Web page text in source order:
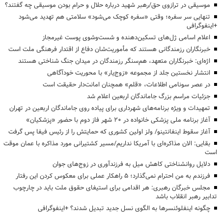
موسیقی در ترازوی حق/رهبر شهید درباره حلال و حرام بودن موسیقی چه گفتند؟
تنهایی سر سفره؛ وقتی «سفره کوچک می‌شود» سلامتی هم تهدید می‌شود
+اینفوگرافی
اعلام اسامی ژل‌های تسکین‌دهنده و شست‌وشوی پوست غیرمجاز
خبرنگاران رزمندگانی هستند که مأموریت‌شان دفاع از اقتدار فرهنگی ملت است
اژه‌ای: خبرنگاران متعهد، هم‌سنگر رزمندگان در میدان جنگ شناختی هستند
انتشار نخستین جلد از مجموعه «زوج‌یار» با محوریت خودآگاهی
در عصر سونامی اطلاعات، «قلم» همچنان امانت‌دار حقیقت است
جزئیات مراسم بزرگ جاماندگان اربعین اعلام شد
تمهیدات و ویژه برنامه‌های شهرداری برای پیاده روی جاماندگان اربعین در تهران
آغاز برنامه ملی پزشکی خانواده در ۲۰ شهر فاز دوم با حضور «پزشکیان»
آغاز سقوط اینفانتینو/ ولز اولین کشوری که حمایتش را از رئیس فیفا پس گرفت
بقایی: الان مذاکره‌ای با آمریکا نداریم/مسیر کشتیرانی مورد مذاکره با عمان موقت
است
دلایل روانشناختی کاهش میل به فرزندآوری در زوج‌های جوان
فرزندم به من احترام نمی‌گذارد؛ ۵ راهکار عملی برای معکوس کردن این رفتار
مجلس خبرگان رهبری: هر اقدامی برای استیفای حقوق ملت باید در چارچوب
تدابیر رهبر انقلاب باشد
چگونه اینفلوئنسرها به الگوی نسل جدید تبدیل شدند؟ +اینفوگرافی